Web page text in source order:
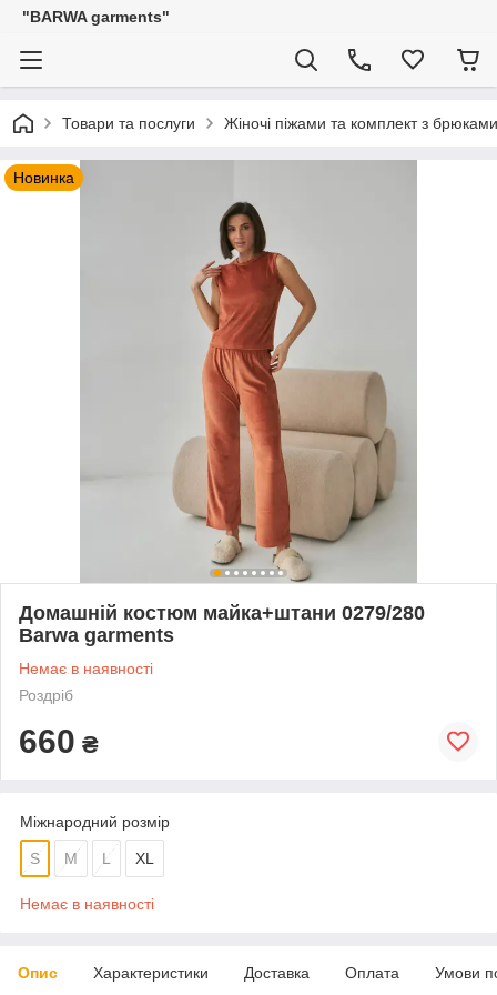
"BARWA garments"
Товари та послуги Жіночі піжами та комплект з брюками
Новинка
Домашній костюм майка+штани 0279/280
Barwa garments
Немає в наявності
Роздріб
660 ₴
Міжнародний розмір
S M L XL
Немає в наявності
Опис Характеристики Доставка Оплата Умови